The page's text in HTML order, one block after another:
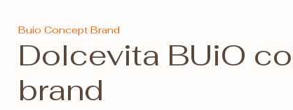
Buio Concept Brand
Dolcevita BUiO
brand